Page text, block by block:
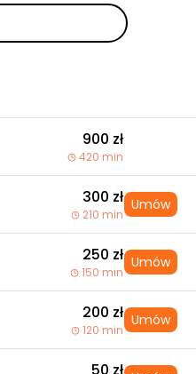
900 zł
420 min
300 zł
210 min
Umów
250 zł
150 min
Umów
200 zł
120 min
Umów